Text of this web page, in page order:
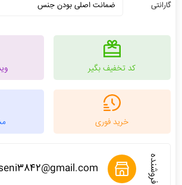
گارانتی
کد تخفیف بگیر
خرید فوری
فروشنده